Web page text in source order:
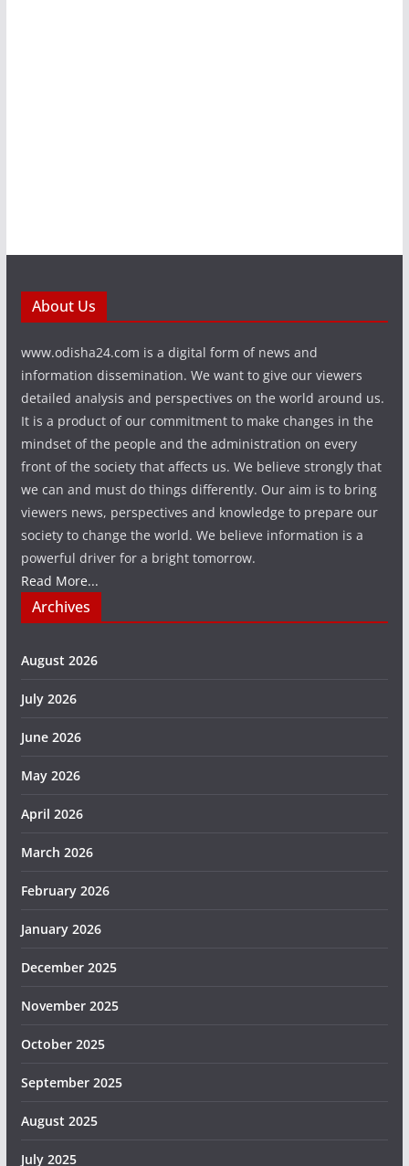
About Us
www.odisha24.com is a digital form of news and
information dissemination. We want to give our viewers
detailed analysis and perspectives on the world around us.
It is a product of our commitment to make changes in the
mindset of the people and the administration on every
front of the society that affects us. We believe strongly that
we can and must do things differently. Our aim is to bring
viewers news, perspectives and knowledge to prepare our
society to change the world. We believe information is a
powerful driver for a bright tomorrow.
Read More...
Archives
August 2026
July 2026
June 2026
May 2026
April 2026
March 2026
February 2026
January 2026
December 2025
November 2025
October 2025
September 2025
August 2025
July 2025